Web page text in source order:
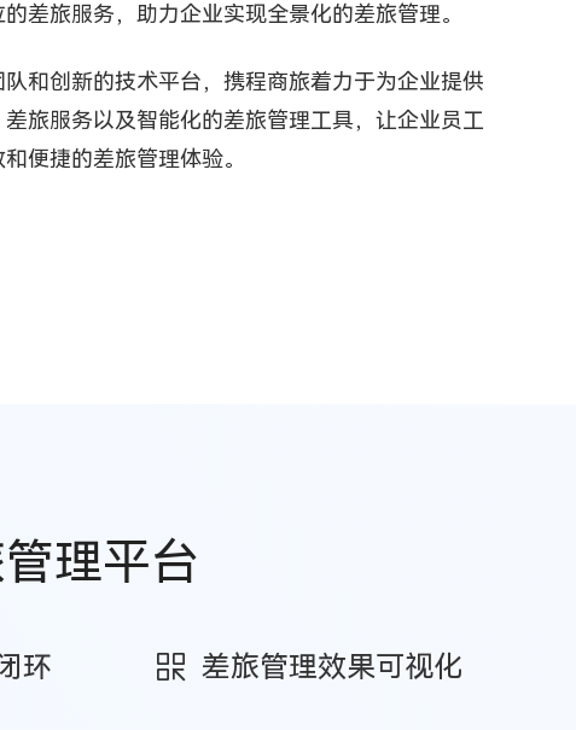
差旅服务，助力企业实现全景化的差旅管理。
和创新的技术平台，携程商旅着力于为企业提供
旅服务以及智能化的差旅管理工具，让企业员工
便捷的差旅管理体验。
理平台
环 差旅管理效果可视化